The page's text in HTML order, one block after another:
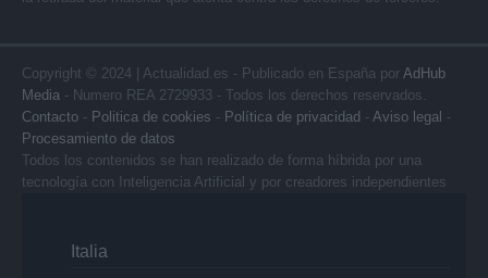
Copyright © 2024 | Actualidad.es - Publicado en España por AdHub
Media - Numero REA 2729933 - Todos los derechos reservados.
Contacto - Politica de cookies - Política de privacidad - Aviso legal -
Procesamiento de datos
Todos los contenidos se han realizado de forma híbrida por una
tecnología con Inteligencia Artificial y por creadores independientes
Italia